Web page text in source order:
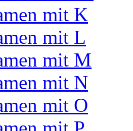
mit K
mit L
mit M
mit N
mit O